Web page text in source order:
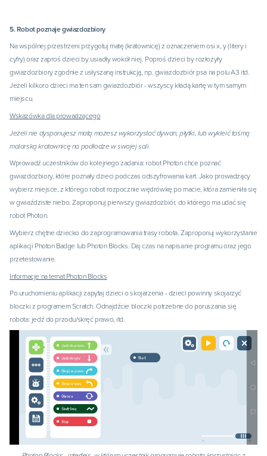
5. Robot poznaje gwiazdozbiory
Na wspólnej przestrzeni przygotuj matę (kratownicę) z oznaczeniem osi x, y (litery i
cyfry) oraz zaproś dzieci by usiadły wokół niej. Poproś dzieci by rozłożyły
gwiazdozbiory zgodnie z usłyszaną instrukcją, np. gwiazdozbiór psa na polu A3 itd.
Jeżeli kilkoro dzieci ma ten sam gwiazdozbiór - wszyscy kładą kartę w tym samym
miejscu.
Wskazówka dla prowadzącego
Jeżeli nie dysponujesz matą możesz wykorzystać dywan, płytki, lub wykleić taśmą
malarską kratownicę na podłodze w swojej sali.
Wprowadź uczestników do kolejnego zadania: robot Photon chce poznać
gwiazdozbiory, które poznały dzieci podczas odszyfrowania kart. Jako prowadzący
wybierz miejsce, z którego robot rozpocznie wędrówkę po macie, która zamieniła się
w gwiaździste niebo. Zaproponuj pierwszy gwiazdozbiór, do którego ma udać się
robot Photon.
Wybierz chętne dziecko do zaprogramowania trasy robota. Zaproponuj wykorzystanie
aplikacji Photon Badge lub Photon Blocks. Daj czas na napisanie programu oraz jego
przetestowanie.
Informacje na temat Photon Blocks
Po uruchomieniu aplikacji zapytaj dzieci o skojarzenia - dzieci powinny skojarzyć
bloczki z programem Scratch. Odnajdźcie bloczki potrzebne do poruszania się
robota: jedź do przodu/skręć prawo, itd.